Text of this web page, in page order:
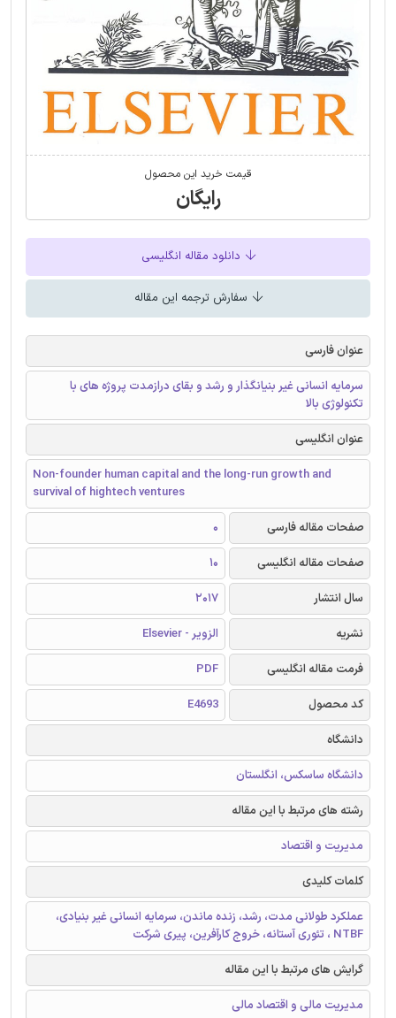
قیمت خرید این محصول
رایگان
دانلود مقاله انگلیسی
سفارش ترجمه این مقاله
عنوان فارسی
سرمایه انسانی غیر بنیانگذار و رشد و بقای درازمدت پروژه های با
تکنولوژی بالا
عنوان انگلیسی
Non-founder human capital and the long-run growth and
survival of hightech ventures
صفحات مقاله فارسی
0
صفحات مقاله انگلیسی
10
سال انتشار
2017
نشریه
الزویر - Elsevier
فرمت مقاله انگلیسی
PDF
کد محصول
E4693
دانشگاه
دانشگاه ساسکس، انگلستان
رشته های مرتبط با این مقاله
مدیریت و اقتصاد
کلمات کلیدی
عملکرد طولانی مدت، رشد، زنده ماندن، سرمایه انسانی غیر بنیادی،
NTBF ، تئوری آستانه، خروج کارآفرین، پیری شرکت
گرایش های مرتبط با این مقاله
مدیریت مالی و اقتصاد مالی